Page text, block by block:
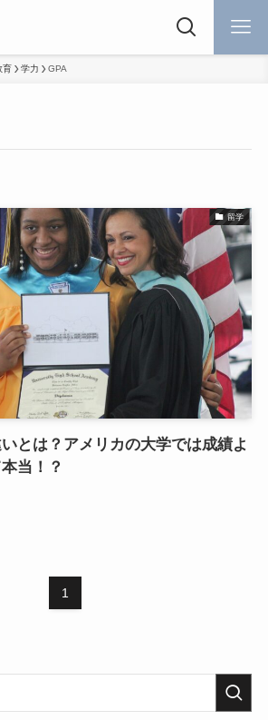
育 学力 GPA
留学
とは？アメリカの大学では成績よ
当！？
1